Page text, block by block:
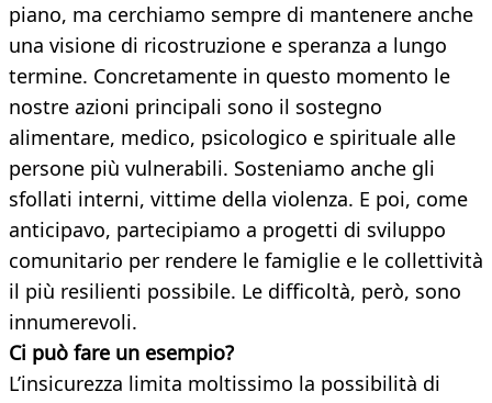
piano, ma cerchiamo sempre di mantenere anche
una visione di ricostruzione e speranza a lungo
termine. Concretamente in questo momento le
nostre azioni principali sono il sostegno
alimentare, medico, psicologico e spirituale alle
persone più vulnerabili. Sosteniamo anche gli
sfollati interni, vittime della violenza. E poi, come
anticipavo, partecipiamo a progetti di sviluppo
comunitario per rendere le famiglie e le collettività
il più resilienti possibile. Le difficoltà, però, sono
innumerevoli.
Ci può fare un esempio?
L’insicurezza limita moltissimo la possibilità di